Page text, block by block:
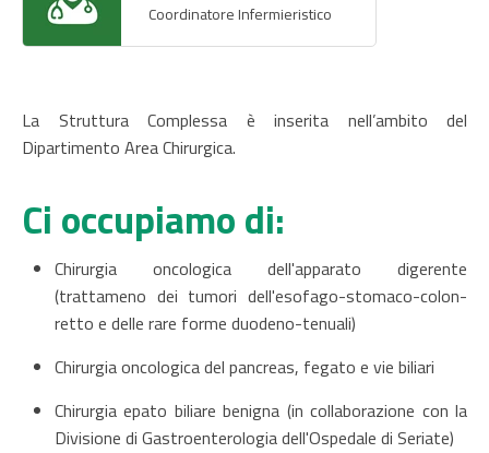
Coordinatore Infermieristico
La Struttura Complessa è inserita nell’ambito del
Dipartimento Area Chirurgica.
Ci occupiamo di:
Chirurgia oncologica dell'apparato digerente
(trattameno dei tumori dell'esofago-stomaco-colon-
retto e delle rare forme duodeno-tenuali)
Chirurgia oncologica del pancreas, fegato e vie biliari
Chirurgia epato biliare benigna (in collaborazione con la
Divisione di Gastroenterologia dell'Ospedale di Seriate)